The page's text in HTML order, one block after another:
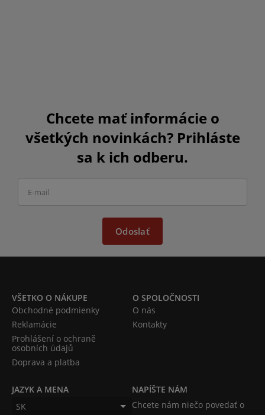
Chcete mať informácie o
všetkých novinkách? Prihláste
sa k ich odberu.
Odoslať
VŠETKO O NÁKUPE
Obchodné podmienky
Reklamácie
Prohlášení o ochraně
osobních údajů
Doprava a platba
O SPOLOČNOSTI
O nás
Kontakty
JAZYK A MENA
SK
NAPÍŠTE NÁM
Chcete nám niečo povedať o